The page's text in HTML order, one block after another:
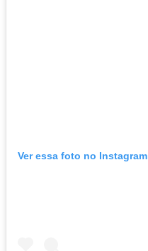
Ver essa foto no Instagram